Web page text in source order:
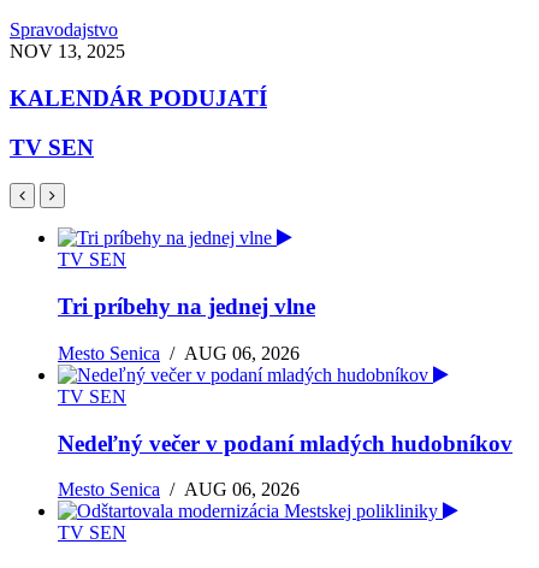
Spravodajstvo
NOV 13, 2025
KALENDÁR PODUJATÍ
TV SEN
TV SEN
Tri príbehy na jednej vlne
Mesto Senica /AUG 06, 2026
TV SEN
Nedeľný večer v podaní mladých hudobníkov
Mesto Senica /AUG 06, 2026
TV SEN